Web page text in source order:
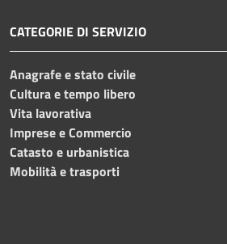
CATEGORIE DI SERVIZIO
Anagrafe e stato civile
Cultura e tempo libero
Vita lavorativa
Imprese e Commercio
Catasto e urbanistica
Mobilità e trasporti